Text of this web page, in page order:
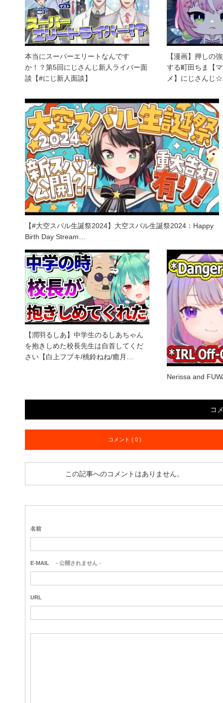
本当にスーパーエリートなんです
か！？第5回にじさんじ新人ライバー面
談【#にじ新人面談】
【漫画】押しの
する町田ちま【
メ】にじさんじ
【#大空スバル生誕祭2024】大空スバル生誕祭2024：Happy
Birth Day Stream…
【潤羽るしあ】中学生のるしあちゃん
を抱きしめた校長先生は自首してくだ
さい【白上フブキ/桃鈴ねね/癒月…
Nerissa and
コ
コメント ( 0 )
この記事へのコメントはありません。
名前
E-MAIL - 公開されません -
URL